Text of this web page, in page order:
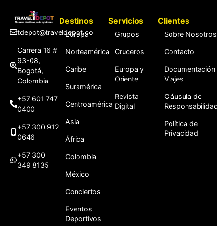
tdepot@traveldepot.co
Carrera 16 #
93-08,
Bogotá,
Colombia
+57 601 747
0400
+57 300 912
0646
+57 300
349 8135
Destinos
Europa
Norteamérica
Caribe
Suramérica
Centroamérica
Asia
África
Colombia
México
Conciertos
Eventos
Deportivos
Servicios
Grupos
Cruceros
Europa y
Oriente
Revista
Digital
Clientes
Sobre Nosotros
Contacto
Documentación
Viajes
Cláusula de
Política de
Privacidad